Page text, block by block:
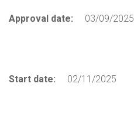
Approval date: 03/09/2025
Start date: 02/11/2025